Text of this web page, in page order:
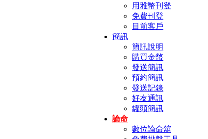
用雅幣刊登
免費刊登
目前客戶
簡訊
簡訊說明
購買金幣
發送簡訊
預約簡訊
發送記錄
好友通訊
罐頭簡訊
論命
數位論命舘